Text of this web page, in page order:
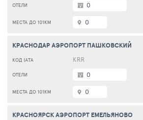
0
0
КРАСНОДАР АЭРОПОРТ ПАШКОВСКИЙ
KRR
0
0
КРАСНОЯРСК АЭРОПОРТ ЕМЕЛЬЯНОВО